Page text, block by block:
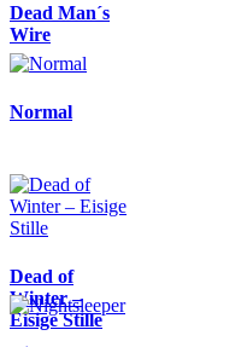
Dead Man´s
Wire
Normal
Dead of
Winter –
Eisige Stille